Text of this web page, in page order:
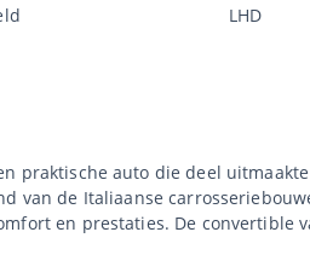
LHD
praktische auto die deel
van de Italiaanse
en prestaties. De